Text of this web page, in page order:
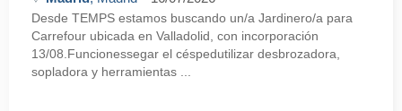
Desde TEMPS estamos buscando un/a Jardinero/a para
Carrefour ubicada en Valladolid, con incorporación
13/08.Funcionessegar el céspedutilizar desbrozadora,
sopladora y herramientas ...